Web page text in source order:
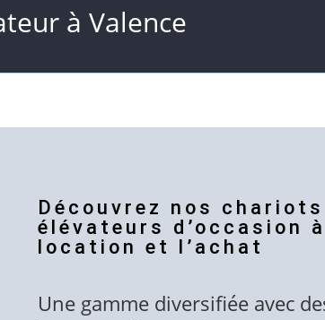
à Valence
Découvrez nos chariots
élévateurs d’occasion
location et l’achat
Une gamme diversifiée avec